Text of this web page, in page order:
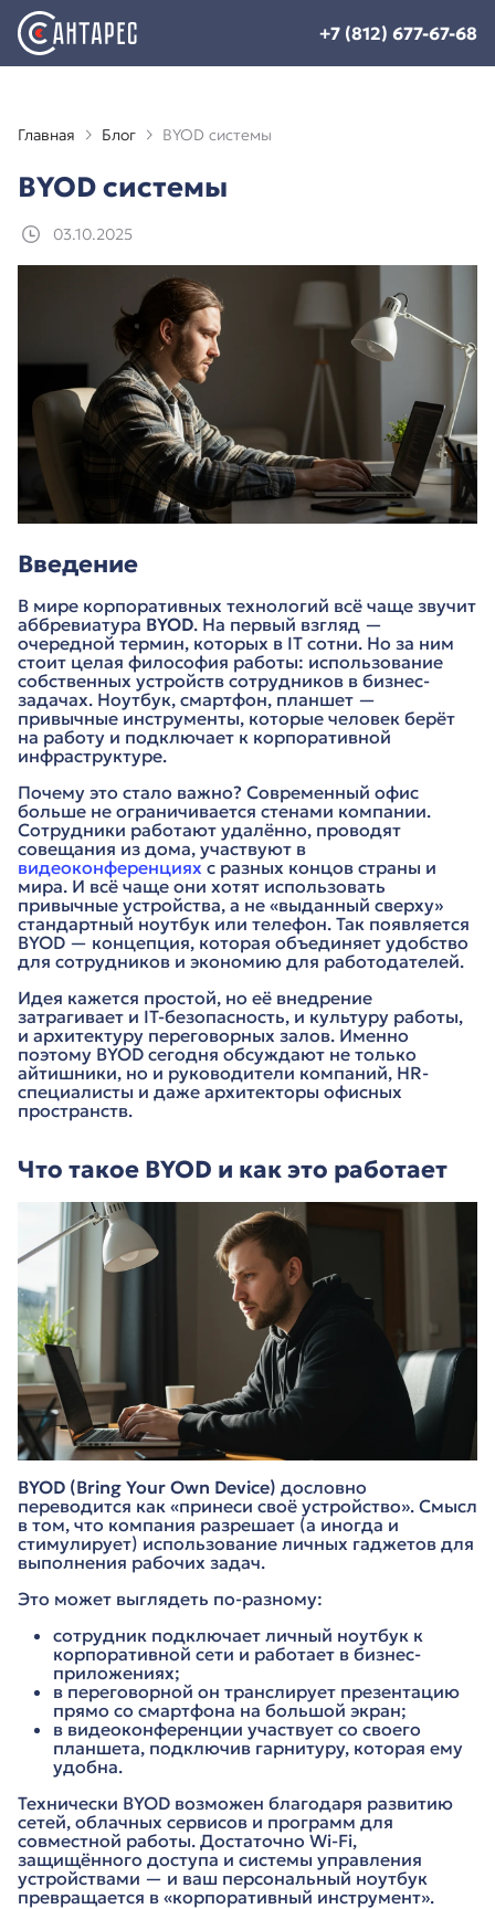
+7 (812) 677-67-68
Главная Блог BYOD системы
BYOD системы
03.10.2025
Введение
В мире корпоративных технологий всё чаще звучит
аббревиатура BYOD. На первый взгляд —
очередной термин, которых в IT сотни. Но за ним
стоит целая философия работы: использование
собственных устройств сотрудников в бизнес-
задачах. Ноутбук, смартфон, планшет —
привычные инструменты, которые человек берёт
на работу и подключает к корпоративной
инфраструктуре.
Почему это стало важно? Современный офис
больше не ограничивается стенами компании.
Сотрудники работают удалённо, проводят
совещания из дома, участвуют в
видеоконференциях с разных концов страны и
мира. И всё чаще они хотят использовать
привычные устройства, а не «выданный сверху»
стандартный ноутбук или телефон. Так появляется
BYOD — концепция, которая объединяет удобство
для сотрудников и экономию для работодателей.
Идея кажется простой, но её внедрение
затрагивает и IT-безопасность, и культуру работы,
и архитектуру переговорных залов. Именно
поэтому BYOD сегодня обсуждают не только
айтишники, но и руководители компаний, HR-
специалисты и даже архитекторы офисных
пространств.
Что такое BYOD и как это работает
BYOD (Bring Your Own Device) дословно
переводится как «принеси своё устройство». Смысл
в том, что компания разрешает (а иногда и
стимулирует) использование личных гаджетов для
выполнения рабочих задач.
Это может выглядеть по-разному:
сотрудник подключает личный ноутбук к
корпоративной сети и работает в бизнес-
приложениях;
в переговорной он транслирует презентацию
прямо со смартфона на большой экран;
в видеоконференции участвует со своего
планшета, подключив гарнитуру, которая ему
удобна.
Технически BYOD возможен благодаря развитию
сетей, облачных сервисов и программ для
совместной работы. Достаточно Wi-Fi,
защищённого доступа и системы управления
устройствами — и ваш персональный ноутбук
превращается в «корпоративный инструмент».